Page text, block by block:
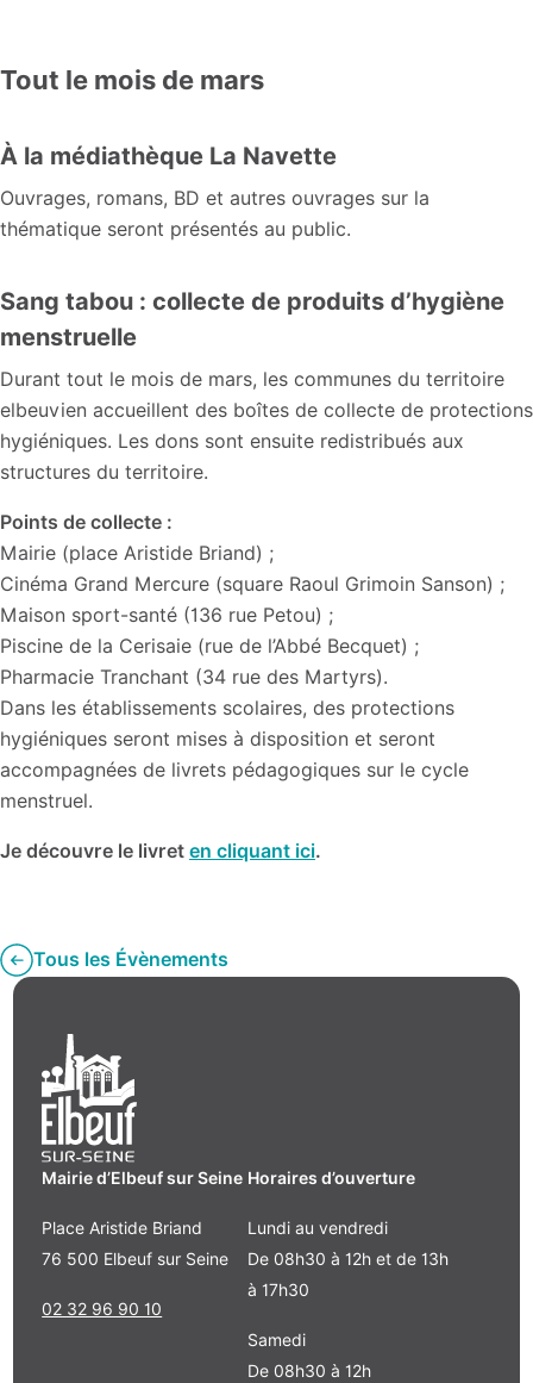
Tout le mois de mars
À la médiathèque La Navette
Ouvrages, romans, BD et autres ouvrages sur la
thématique seront présentés au public.
Sang tabou : collecte de produits d’hygiène
menstruelle
Durant tout le mois de mars, les communes du territoire
elbeuvien accueillent des boîtes de collecte de protections
hygiéniques. Les dons sont ensuite redistribués aux
structures du territoire.
Points de collecte :
Mairie (place Aristide Briand) ;
Cinéma Grand Mercure (square Raoul Grimoin Sanson) ;
Maison sport-santé (136 rue Petou) ;
Piscine de la Cerisaie (rue de l’Abbé Becquet) ;
Pharmacie Tranchant (34 rue des Martyrs).
Dans les établissements scolaires, des protections
hygiéniques seront mises à disposition et seront
accompagnées de livrets pédagogiques sur le cycle
menstruel.
Je découvre le livret en cliquant ici.
Tous les Évènements
Mairie d’Elbeuf sur Seine
Place Aristide Briand
76 500 Elbeuf sur Seine
02 32 96 90 10
Horaires d’ouverture
Lundi au vendredi
De 08h30 à 12h et de 13h
à 17h30
Samedi
De 08h30 à 12h